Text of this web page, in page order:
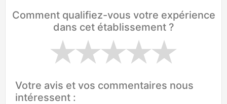
Comment qualifiez-vous votre expérience
dans cet établissement ?
Votre avis et vos commentaires nous
intéressent :